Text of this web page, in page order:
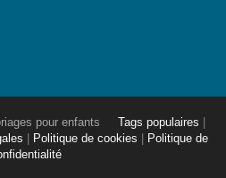
pour enfants Tags populaires
Politique de cookies
Politique de